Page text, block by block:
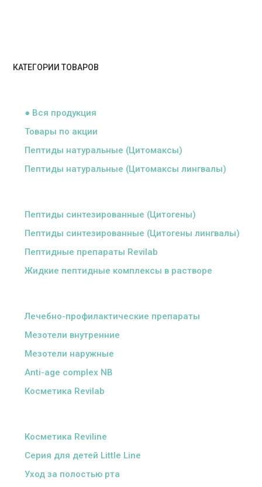
КАТЕГОРИИ ТОВАРОВ
● Вся продукция
Товары по акции
Пептиды натуральные (Цитомаксы)
Пептиды натуральные (Цитомаксы лингвалы)
Пептиды синтезированные (Цитогены)
Пептиды синтезированные (Цитогены лингвалы)
Пептидные препараты Revilab
Жидкие пептидные комплексы в растворе
Лечебно-профилактические препараты
Мезотели внутренние
Мезотели наружные
Anti-age complex NB
Косметика Revilab
Косметика Reviline
Серия для детей Little Line
Уход за полостью рта